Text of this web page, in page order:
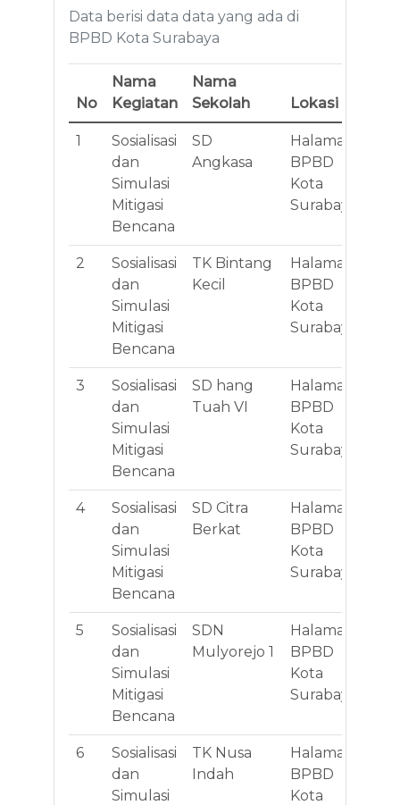
Data berisi data data yang ada di
BPBD Kota Surabaya
No
Nama
Kegiatan
Nama
Sekolah
Lokasi
1
Sosialisasi
dan
Simulasi
Mitigasi
Bencana
SD
Angkasa
Halaman
BPBD
Kota
Surabaya
2
Sosialisasi
dan
Simulasi
Mitigasi
Bencana
TK Bintang
Kecil
Halaman
BPBD
Kota
Surabaya
3
Sosialisasi
dan
Simulasi
Mitigasi
Bencana
SD hang
Tuah VI
Halaman
BPBD
Kota
Surabaya
4
Sosialisasi
dan
Simulasi
Mitigasi
Bencana
SD Citra
Berkat
Halaman
BPBD
Kota
Surabaya
5
Sosialisasi
dan
Simulasi
Mitigasi
Bencana
SDN
Mulyorejo 1
Halaman
BPBD
Kota
Surabaya
6
Sosialisasi
dan
Simulasi
TK Nusa
Indah
Halaman
BPBD
Kota